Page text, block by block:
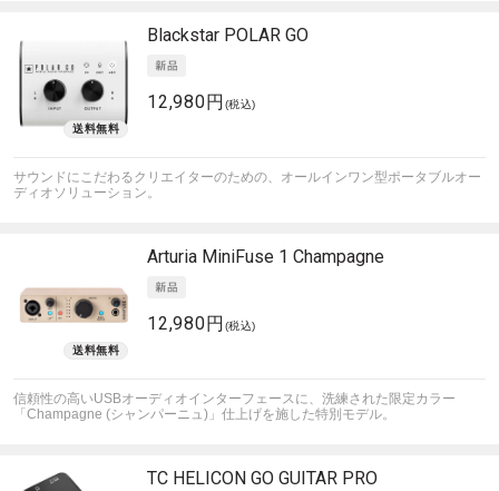
Blackstar POLAR GO
12,980円 (税込)
サウンドにこだわるクリエイターのための、オールインワン型ポータブルオー
ディオソリューション。
Arturia MiniFuse 1 Champagne
12,980円 (税込)
信頼性の高いUSBオーディオインターフェースに、洗練された限定カラー
「Champagne (シャンパーニュ)」仕上げを施した特別モデル。
TC HELICON GO GUITAR PRO